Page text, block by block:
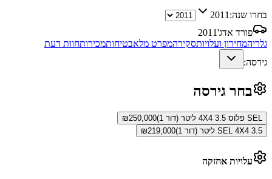
בחרו שנה: 2011
פורד אדג'2011
גלריהמחירון ועלויותסקירהמפרט מלאבטיחותמכירותחוות דעת
גירסה:
בחר גירסה
SEL פלוס 4X4 3.5 ליטר (דור 1) ₪250,000
SEL 4X4 3.5 ליטר (דור 1)
₪219,000
עלויות אחזקה